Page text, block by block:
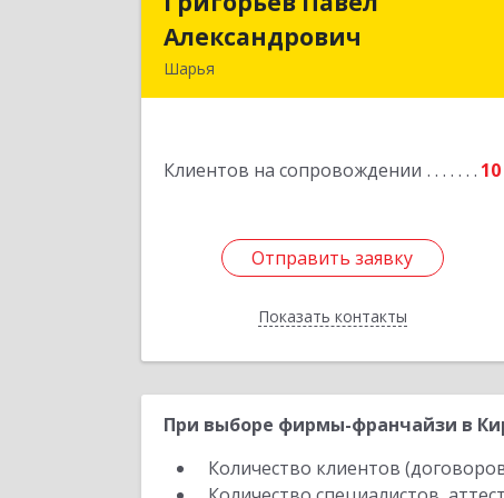
Александрович
Шарья
Клиентов на сопровождении 10
Отправить заявку
Показать контакты
Александрович
Подробнее
Отправить заявку
Назад
При выборе фирмы-франчайзи в
Количество клиентов